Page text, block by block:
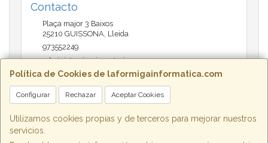
Política de Cookies de laformigainformatica.com
Configurar Rechazar Aceptar Cookies
Utilizamos cookies propias y de terceros para mejorar nuestros
servicios.
Contacto
Plaça major 3 Baixos
25210 GUISSONA, Lleida
973552249
administracio@insectari.com
Horario
Matí de 9 a 13:30 - Tarda 17 a 20:30